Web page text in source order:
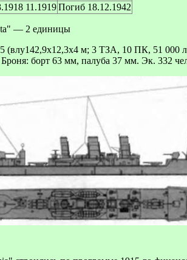
11.1919Погиб 18.12.1942
— 2 единицы
м; 3 ТЗА, 10 ПК, 51 000
Броня: борт 63 мм, палуба 37 мм. Эк.